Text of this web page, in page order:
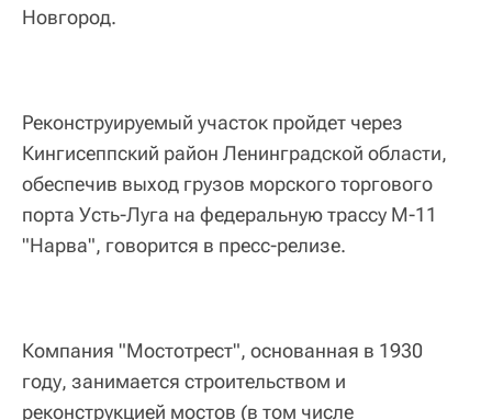
Новгород.
Реконструируемый участок пройдет через
Кингисеппский район Ленинградской области,
обеспечив выход грузов морского торгового
порта Усть-Луга на федеральную трассу М-11
"Нарва", говорится в пресс-релизе.
Компания "Мостотрест", основанная в 1930
году, занимается строительством и
реконструкцией мостов (в том числе